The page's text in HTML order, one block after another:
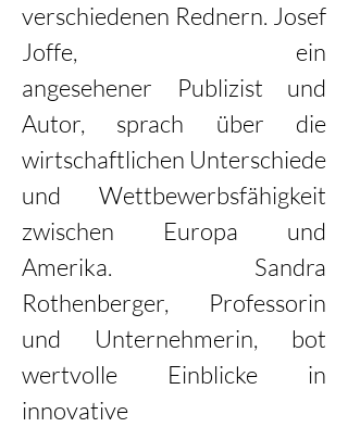
verschiedenen Rednern. Josef
Joffe, ein
angesehener Publizist und
Autor, sprach über die
wirtschaftlichen Unterschiede
und Wettbewerbsfähigkeit
zwischen Europa und
Amerika. Sandra
Rothenberger, Professorin
und Unternehmerin, bot
wertvolle Einblicke in
innovative